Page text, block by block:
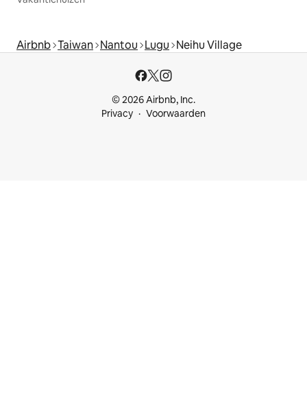
Airbnb Taiwan Nantou Lugu Neihu Village
© 2026 Airbnb, Inc.
Privacy
Voorwaarden